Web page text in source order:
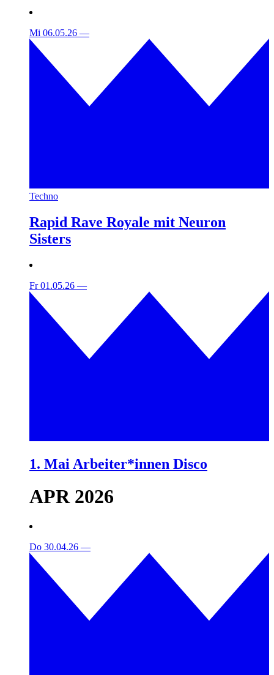
Mi 06.05.26 —
Techno
Rapid Rave Royale mit Neuron
Sisters
Fr 01.05.26 —
1. Mai Arbeiter*innen Disco
APR 2026
Do 30.04.26 —